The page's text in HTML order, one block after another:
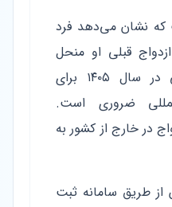
نشان می‌دهد فرد
قبلی او منحل
شده است. این گواهی در سال ۱۴۰۵ برای
ضروری است.
در خارج از کشور به
از طریق سامانه ثبت